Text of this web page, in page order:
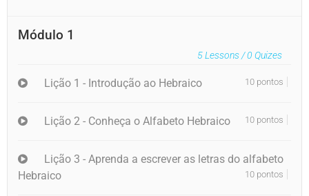
Módulo 1
5Lessons /0 Quizes
Lição 1 - Introdução ao Hebraico 10 pontos
Lição 2 - Conheça o Alfabeto Hebraico 10 pontos
Lição 3 - Aprenda a escrever as letras do alfabeto
Hebraico
10 pontos